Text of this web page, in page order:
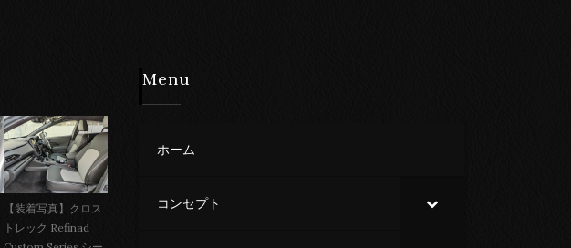
【装着写真】クロス
トレック Refinad
Menu
ホーム
コンセプト